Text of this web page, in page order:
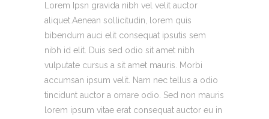
Lorem Ipsn gravida nibh vel velit auctor
aliquet.Aenean sollicitudin, lorem quis
bibendum auci elit consequat ipsutis sem
nibh id elit. Duis sed odio sit amet nibh
vulputate cursus a sit amet mauris. Morbi
accumsan ipsum velit. Nam nec tellus a odio
tincidunt auctor a ornare odio. Sed non mauris
lorem ipsum vitae erat consequat auctor eu in